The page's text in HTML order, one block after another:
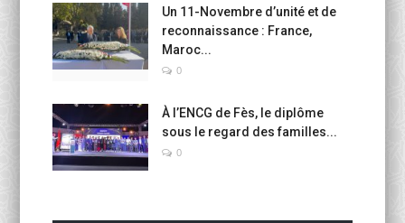
Un 11-Novembre d’unité et de
reconnaissance : France,
Maroc...
0
À l’ENCG de Fès, le diplôme
sous le regard des familles...
0